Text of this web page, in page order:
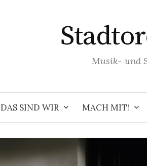
Musik- und
DAS SIND WIR MACH MIT!